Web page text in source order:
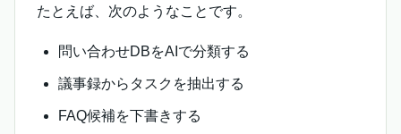
たとえば、次のようなことです。
問い合わせDBをAIで分類する
議事録からタスクを抽出する
FAQ候補を下書きする